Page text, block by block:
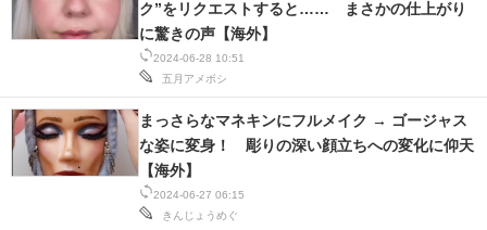
2024-06-28 10:51
五月アメボシ
ク”をリクエストすると…… まさかの仕上がり
に驚きの声【海外】
2024-06-27 06:15
きんじょうめぐ
まっさらなマネキンにフルメイク → ゴージャス
な姿に変身！ 彫りの深い顔立ちへの変化に仰天
【海外】